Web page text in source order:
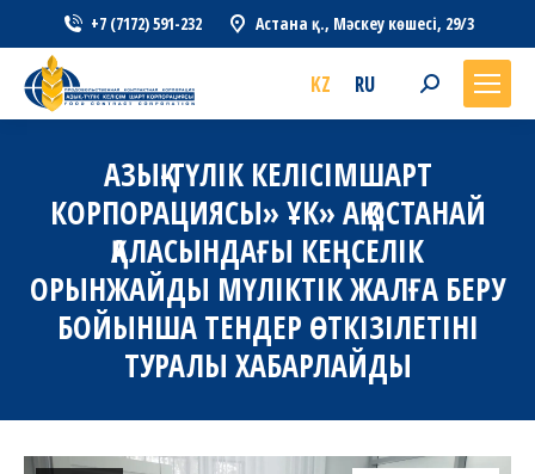
+7 (7172) 591-232 Астана қ., Мәскеу көшесі, 29/3
KZ RU Search:
АЗЫҚ-ТҮЛІК КЕЛІСІМШАРТ
КОРПОРАЦИЯСЫ» ҰК» АҚ ҚОСТАНАЙ
ҚАЛАСЫНДАҒЫ КЕҢСЕЛІК
ОРЫНЖАЙДЫ МҮЛІКТІК ЖАЛҒА БЕРУ
БОЙЫНША ТЕНДЕР ӨТКІЗІЛЕТІНІ
ТУРАЛЫ ХАБАРЛАЙДЫ